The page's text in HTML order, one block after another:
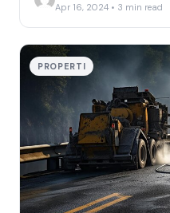
Apr 16, 2024 • 3 min read
PROPERTI